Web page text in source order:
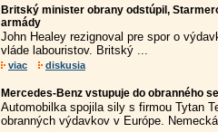
Britský minister obrany odstúpil,
armády
John Healey rezignoval pre spor o
vláde labouristov. Britský ...
viac diskusia
Mercedes-Benz vstupuje do obranného
Automobilka spojila sily s firmou Tytan
obranných výdavkov v Európe.